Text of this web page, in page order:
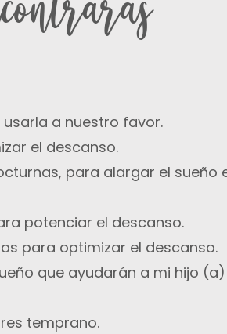
a nuestro favor.
el descanso.
para alargar el sueño
potenciar el descanso.
para optimizar el descanso.
que ayudarán a mi hijo
temprano.